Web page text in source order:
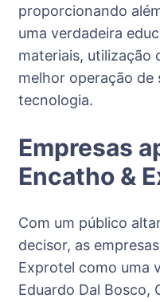
proporcionando
uma verdadeira
materiais, utilização
melhor operação de
tecnologia.
Empresas
Encatho &
Com um público
decisor, as
Exprotel como uma
Eduardo Dal Bosco,